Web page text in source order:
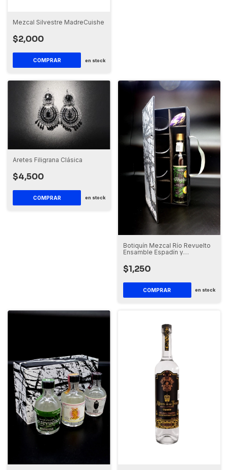
Mezcal Silvestre MadreCuishe
$2,000
en stock
Aretes Filigrana Clásica
$4,500
en stock
Botiquín Mezcal Río Revuelto
Ensamble Espadín y
$1,250
en stock